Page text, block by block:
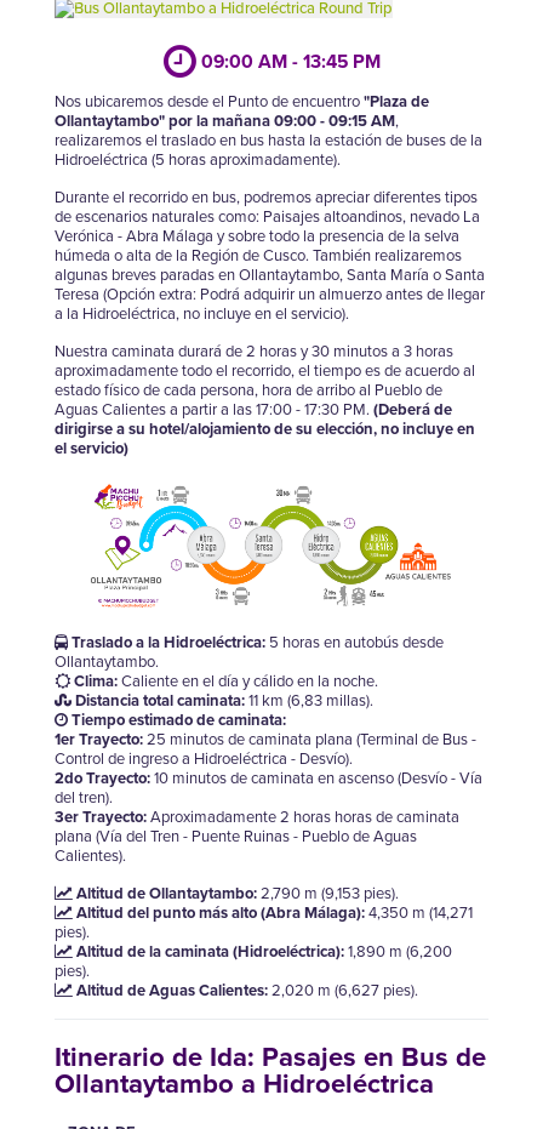
09:00 AM - 13:45 PM
Nos ubicaremos desde el Punto de encuentro"Plaza de
Ollantaytambo" por la mañana 09:00 - 09:15 AM,
realizaremos el traslado en bus hasta la estación de buses de la
Hidroeléctrica (5 horas aproximadamente).
Durante el recorrido en bus, podremos apreciar diferentes tipos
de escenarios naturales como: Paisajes altoandinos, nevado La
Verónica - Abra Málaga y sobre todo la presencia de la selva
húmeda o alta de la Región de Cusco. También realizaremos
algunas breves paradas en Ollantaytambo, Santa María o Santa
Teresa (Opción extra: Podrá adquirir un almuerzo antes de llegar
a la Hidroeléctrica, no incluye en el servicio).
Nuestra caminata durará de 2 horas y 30 minutos a 3 horas
aproximadamente todo el recorrido, el tiempo es de acuerdo al
estado físico de cada persona, hora de arribo al Pueblo de
Aguas Calientes a partir a las 17:00 - 17:30 PM. (Deberá de
dirigirse a su hotel/alojamiento de su elección, no incluye en
el servicio)
Traslado a la Hidroeléctrica: 5 horas en autobús desde
Ollantaytambo.
Clima:Caliente en el día y cálido en la noche.
Distancia total caminata:11 km (6,83 millas).
Tiempo estimado de caminata:
1er Trayecto:25 minutos de caminata plana (Terminal de Bus -
Control de ingreso a Hidroeléctrica - Desvío).
2do Trayecto:10 minutos de caminata en ascenso (Desvío - Vía
del tren).
3er Trayecto:Aproximadamente 2 horas horas de caminata
plana (Vía del Tren - Puente Ruinas - Pueblo de Aguas
Calientes).
Altitud de Ollantaytambo:2,790 m (9,153 pies).
Altitud del punto más alto (Abra Málaga):4,350 m (14,271
pies).
Altitud de la caminata (Hidroeléctrica):1,890 m (6,200
pies).
Altitud de Aguas Calientes:2,020 m (6,627 pies).
Itinerario de Ida: Pasajes en Bus de
Ollantaytambo a Hidroeléctrica